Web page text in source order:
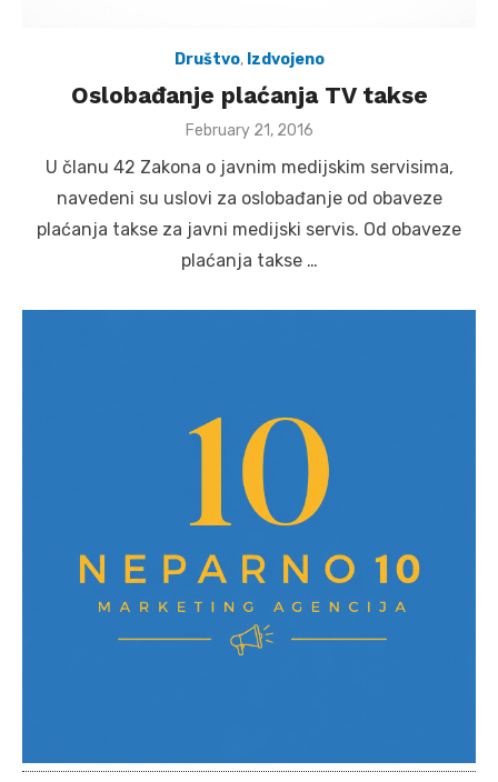
Društvo, Izdvojeno
Oslobađanje plaćanja TV takse
Posted
February 21, 2016
U članu 42 Zakona o javnim medijskim servisima,
navedeni su uslovi za oslobađanje od obaveze
plaćanja takse za javni medijski servis. Od obaveze
plaćanja takse …